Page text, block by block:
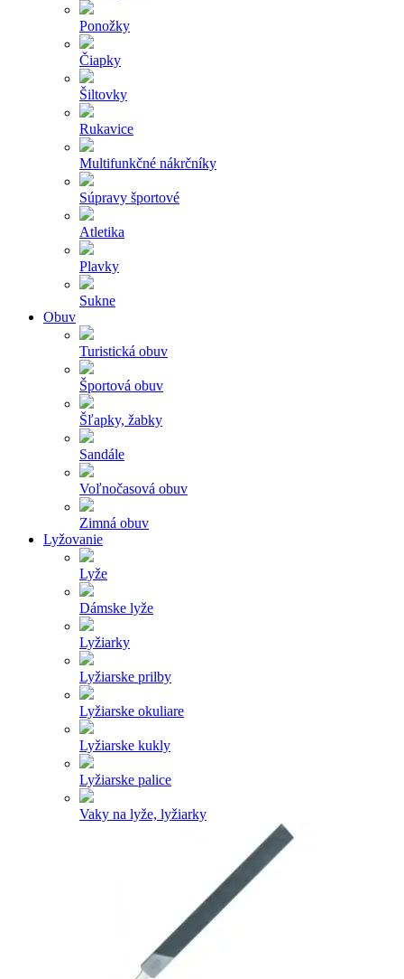
Ponožky
Čiapky
Šiltovky
Rukavice
Multifunkčné nákrčníky
Súpravy športové
Atletika
Plavky
Sukne
Obuv
Turistická obuv
Športová obuv
Šľapky, žabky
Sandále
Voľnočasová obuv
Zimná obuv
Lyžovanie
Lyže
Dámske lyže
Lyžiarky
Lyžiarske prilby
Lyžiarske okuliare
Lyžiarske kukly
Lyžiarske palice
Vaky na lyže, lyžiarky